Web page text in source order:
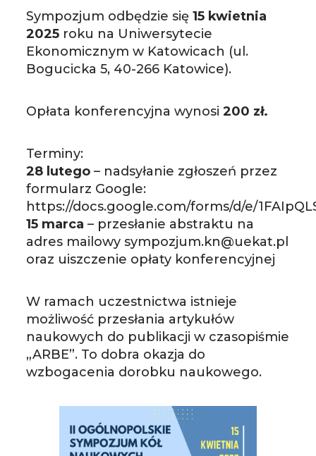
Sympozjum odbędzie się15 kwietnia
2025 roku na Uniwersytecie
Ekonomicznym w Katowicach (ul.
Bogucicka 5, 40-266 Katowice).
Opłata konferencyjna wynosi 200 zł.
Terminy:
28 lutego – nadsyłanie zgłoszeń przez
formularz Google:
https://docs.google.com/forms/d/e/
15 marca– przesłanie abstraktu na
adres mailowy sympozjum.kn@uekat.pl
oraz uiszczenie opłaty konferencyjnej
W ramach uczestnictwa istnieje
możliwość przesłania artykułów
naukowych do publikacji w czasopiśmie
„ARBE”. To dobra okazja do
wzbogacenia dorobku naukowego.